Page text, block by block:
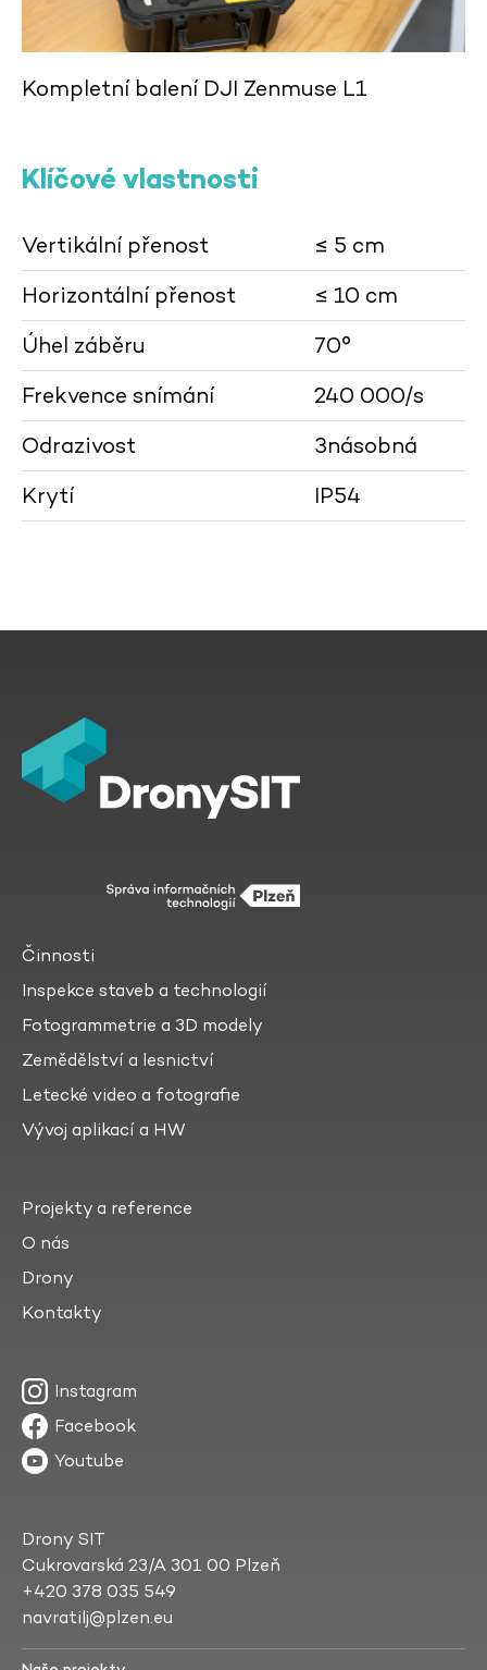
Kompletní balení DJI Zenmuse L1
Klíčové vlastnosti
Vertikální přenost
≤ 5 cm
Horizontální přenost
≤ 10 cm
Úhel záběru
70°
Frekvence snímání
240 000/s
Odrazivost
3násobná
Krytí
IP54
Činnosti
Inspekce staveb a technologií
Fotogrammetrie a 3D modely
Zemědělství a lesnictví
Letecké video a fotografie
Vývoj aplikací a HW
Projekty a reference
O nás
Drony
Kontakty
Instagram
Facebook
Youtube
Drony SIT
Cukrovarská 23/A 301 00 Plzeň
+420 378 035 549
navratilj@plzen.eu